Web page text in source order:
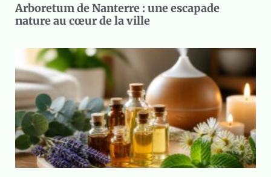
Arboretum de Nanterre : une escapade
nature au cœur de la ville